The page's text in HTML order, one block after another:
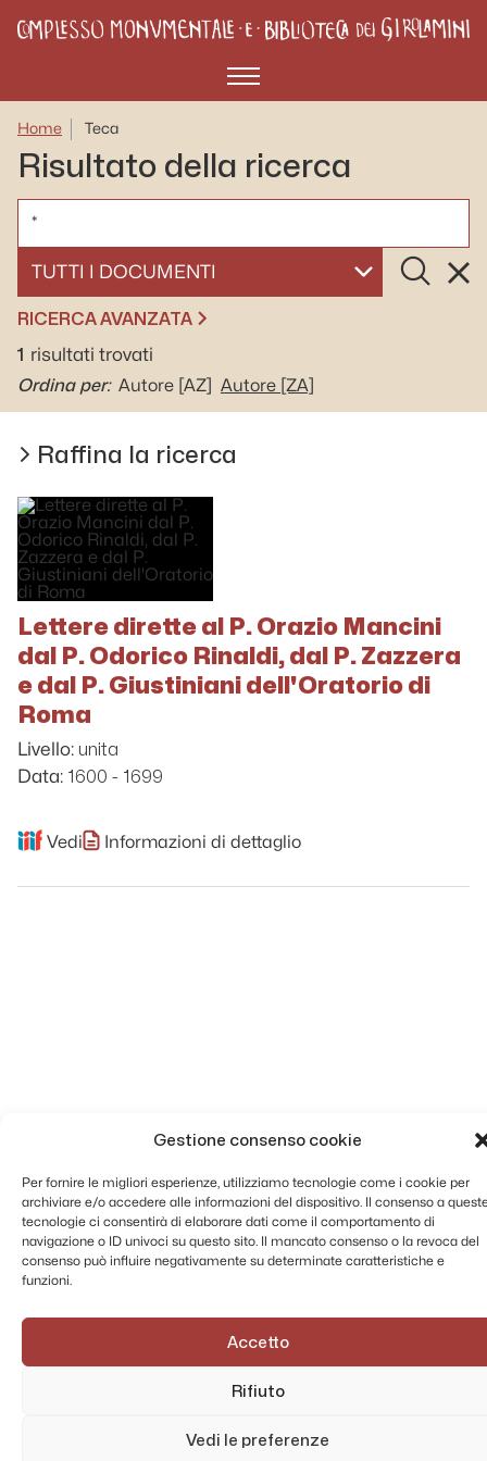
Gestione consenso cookie
Per fornire le migliori esperienze, utilizziamo tecnologie come i cookie per
archiviare e/o accedere alle informazioni del dispositivo. Il consenso a
tecnologie ci consentirà di elaborare dati come il comportamento di
navigazione o ID univoci su questo sito. Il mancato consenso o la revoca del
consenso può influire negativamente su determinate caratteristiche e
funzioni.
Accetto
Rifiuto
Vedi le preferenze
Menù
Home Teca
Risultato della ricerca
SELEZIONA UN DOCUMENTO
Cerca
RICERCA AVANZATA
1 risultati trovati
Ordina per: Autore [AZ] Autore [ZA]
Raffina la ricerca
Lettere dirette al P. Orazio Mancini
dal P. Odorico Rinaldi, dal P. Zazzera
e dal P. Giustiniani dell'Oratorio di
Roma
Livello: unita
Data: 1600 - 1699
Vedi Informazioni di dettaglio